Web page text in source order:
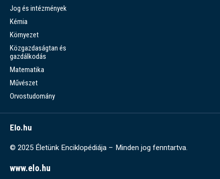
Jog és intézmények
Kémia
Környezet
Közgazdaságtan és
gazdálkodás
Matematika
Művészet
Orvostudomány
Elo.hu
© 2025 Életünk Enciklopédiája – Minden jog fenntartva.
www.elo.hu